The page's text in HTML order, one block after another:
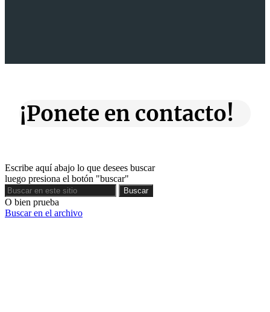
¡Ponete en contacto!
Escribe aquí abajo lo que desees buscar
luego presiona el botón "buscar"
Buscar
Buscar
O bien prueba
Buscar en el archivo